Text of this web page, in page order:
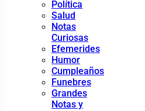
Política
Salud
Notas
Curiosas
Efemerides
Humor
Cumpleaños
Funebres
Grandes
Notas y